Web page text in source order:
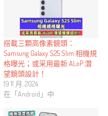
搭載三顆高像素鏡頭：
Samsung Galaxy S25 Slim 相機規
格曝光；或采用最新 ALoP 潛
望鏡頭設計！
19 11 月, 2024
在「Android」中